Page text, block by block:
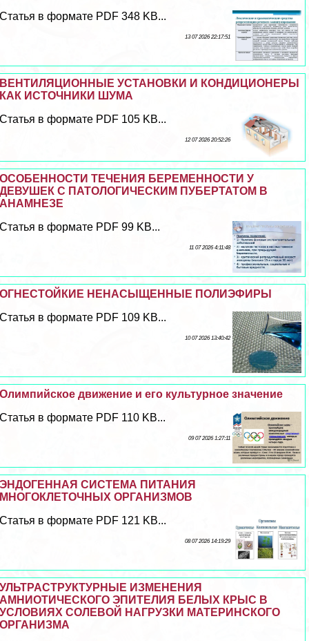
Статья в формате PDF 348 KB...
13 07 2026 22:17:51
ВЕНТИЛЯЦИОННЫЕ УСТАНОВКИ И КОНДИЦИОНЕРЫ
КАК ИСТОЧНИКИ ШУМА
Статья в формате PDF 105 KB...
12 07 2026 20:52:26
ОСОБЕННОСТИ ТЕЧЕНИЯ БЕРЕМЕННОСТИ У
ДЕВУШЕК С ПАТОЛОГИЧЕСКИМ ПУБЕРТАТОМ В
АНАМНЕЗЕ
Статья в формате PDF 99 KB...
11 07 2026 4:11:48
ОГНЕСТОЙКИЕ НЕНАСЫЩЕННЫЕ ПОЛИЭФИРЫ
Статья в формате PDF 109 KB...
10 07 2026 13:40:42
Олимпийское движение и его культурное значение
Статья в формате PDF 110 KB...
09 07 2026 1:27:11
ЭНДОГЕННАЯ СИСТЕМА ПИТАНИЯ
МНОГОКЛЕТОЧНЫХ ОРГАНИЗМОВ
Статья в формате PDF 121 KB...
08 07 2026 14:19:29
УЛЬТРАСТРУКТУРНЫЕ ИЗМЕНЕНИЯ
АМНИОТИЧЕСКОГО ЭПИТЕЛИЯ БЕЛЫХ КРЫС В
УСЛОВИЯХ СОЛЕВОЙ НАГРУЗКИ МАТЕРИНСКОГО
ОРГАНИЗМА